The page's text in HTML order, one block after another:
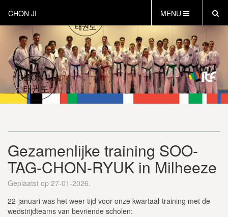
CHON JI MENU
HOME
OVER CHON-JI
TRAINEN HOE EN WAT
CHON-JI KIDS
OVER TAEKWON-DO
PROEFLES AANVRAGEN
VEILIG SPORTEN
INSTRUCTEURS EN COACHES
Gezamenlijke training SOO-
TAG-CHON-RYUK in Milheeze
Geplaatst op 27-01-2026.
22-januari was het weer tijd voor onze kwartaal-training met de
wedstrijdteams van bevriende scholen: